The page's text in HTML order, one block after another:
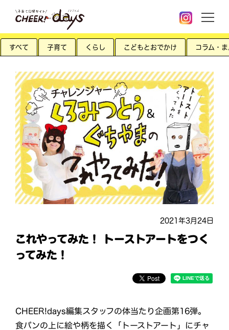
すべて 子育て くらし こどもとおでかけ コラム・
2021年3月24日
これやってみた！ トーストアートをつく
ってみた！
CHEER!days編集スタッフの体当たり企画第16弾。
食パンの上に絵や柄を描く「トーストアート」にチャ